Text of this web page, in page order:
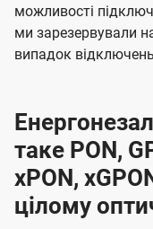
можливості
ми зарезервували
випадок відключень
таке PON,
xPON,
цілому